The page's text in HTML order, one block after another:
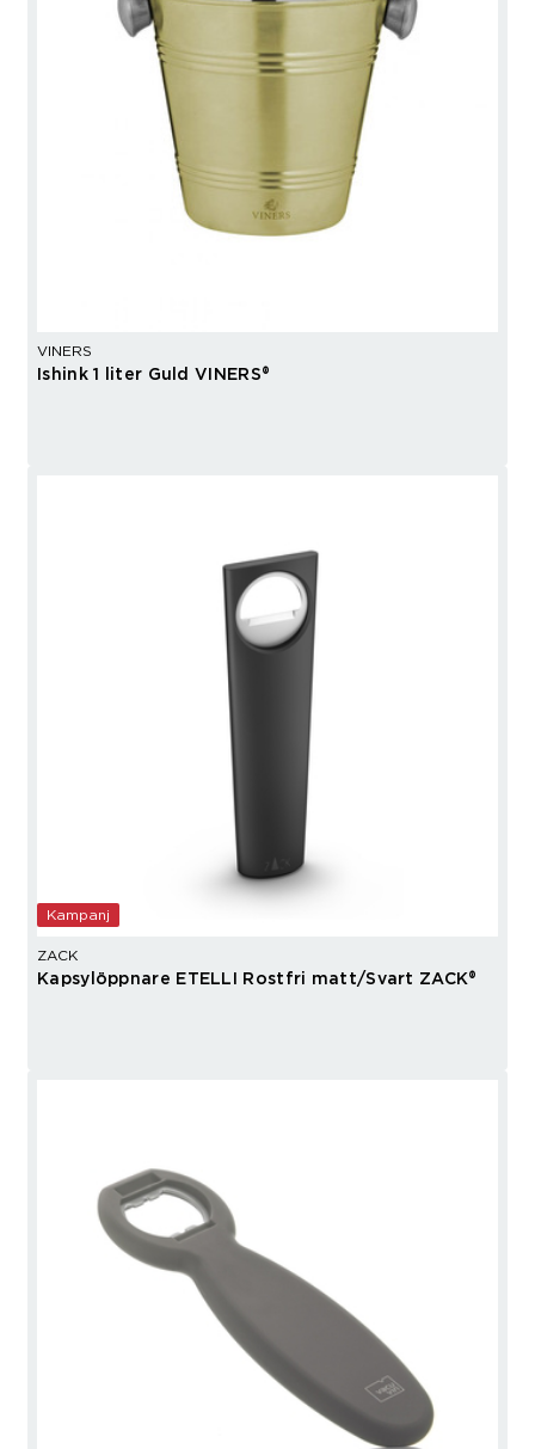
VINERS
Ishink 1 liter Guld VINERS®
Kampanj
ZACK
Kapsylöppnare ETELLI Rostfri matt/Svart ZACK®